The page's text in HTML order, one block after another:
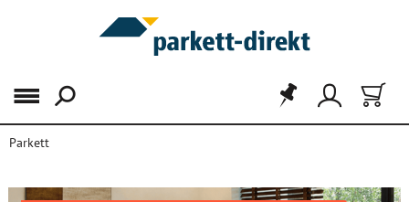
Menü
Parkett